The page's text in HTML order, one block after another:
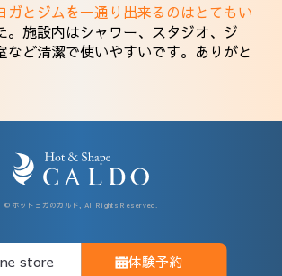
ガとジムを一通り出来るのはとてもい
。施設内はシャワー、スタジオ、ジ
など清潔で使いやすいです。ありがと
store 体験予約
© ホットヨガのカルド, All Rights Reserved.